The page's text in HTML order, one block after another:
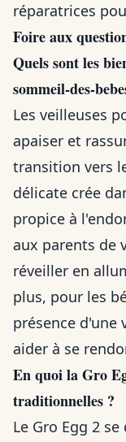
réparatrices
Foire aux
Quels sont les
sommeil-des-
Les veilleuses
apaiser et
transition vers
délicate crée
propice à
aux parents de
réveiller en
plus, pour les
présence d'une
aider à se
En quoi la Gro
traditionnelles ?
Le Gro Egg 2